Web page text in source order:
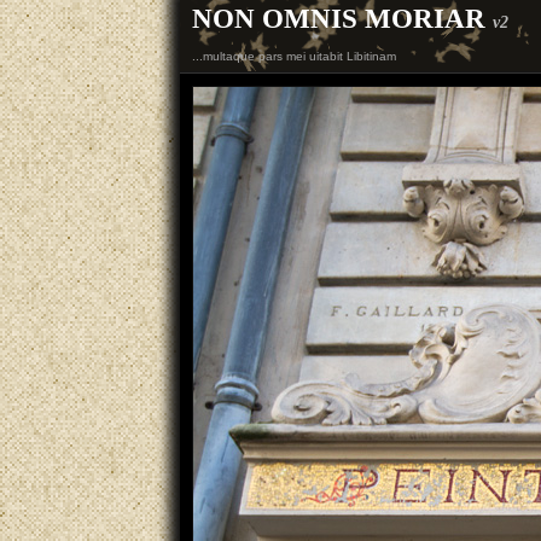
NON OMNIS MORIAR v2
...multaque pars mei uitabit Libitinam